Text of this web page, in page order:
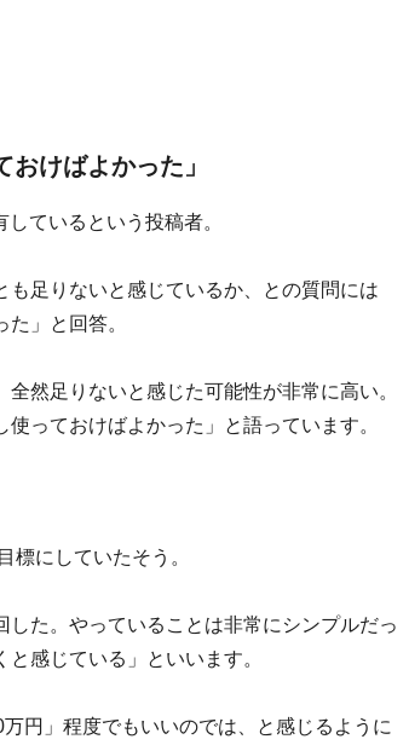
おけばよかった」
ているという投稿者。
足りないと感じているか、との質問には
」と回答。
然足りないと感じた可能性が非常に高い。
っておけばよかった」と語っています。
標にしていたそう。
た。やっていることは非常にシンプルだっ
感じている」といいます。
円」程度でもいいのでは、と感じるように